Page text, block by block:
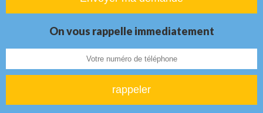
On vous rappelle immediatement